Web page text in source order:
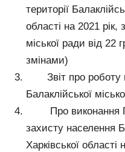
території
області на 2021
міської ради від 22
змінами)
Звіт про роботу
Балаклійської
Про виконання
захисту населення
Харківської області